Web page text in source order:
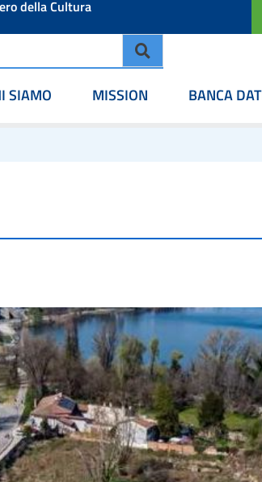
della Cultura
SIAMO MISSION BANCA